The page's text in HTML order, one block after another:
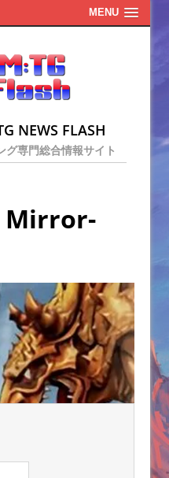
MENU
NEWS FLASH
グ専門総合情報サイト
Mirror-